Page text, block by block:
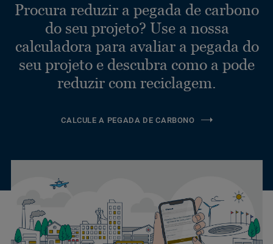
Procura reduzir a pegada de carbono
do seu projeto? Use a nossa
calculadora para avaliar a pegada do
seu projeto e descubra como a pode
reduzir com reciclagem.
CALCULE A PEGADA DE CARBONO